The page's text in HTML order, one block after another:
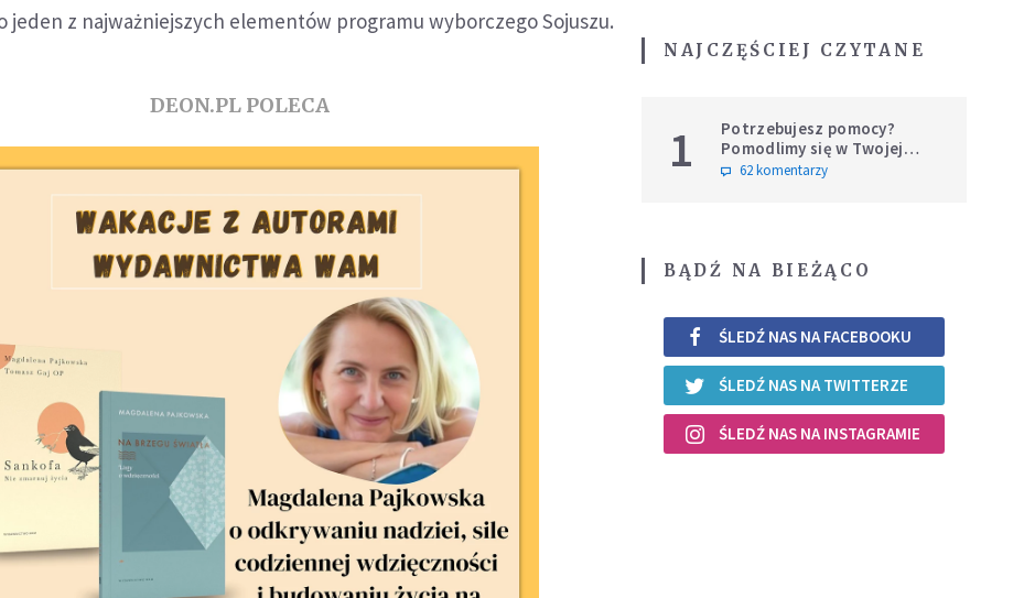
z najważniejszych elementów programu wyborczego Sojuszu.
DEON.PL POLECA
NAJCZĘŚCIEJ CZYTANE
1
Potrzebujesz pomocy?
Pomodlimy się w Twojej
intencji
62 komentarzy
BĄDŹ NA BIEŻĄCO
ŚLEDŹ NAS NA FACEBOOKU
ŚLEDŹ NAS NA TWITTERZE
ŚLEDŹ NAS NA INSTAGRAMIE